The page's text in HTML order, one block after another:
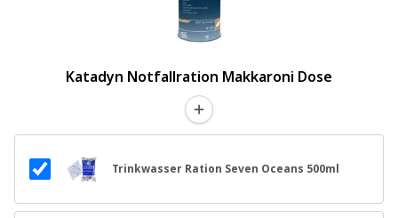
Katadyn Notfallration Makkaroni Dose
Trinkwasser Ration Seven Oceans 500ml